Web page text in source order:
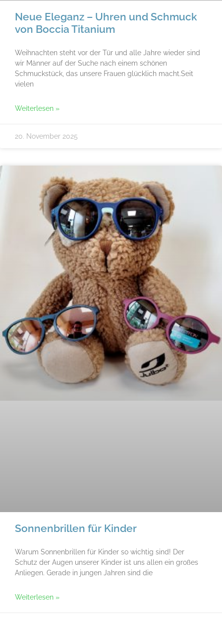
Neue Eleganz – Uhren und Schmuck
von Boccia Titanium
Weihnachten steht vor der Tür und alle Jahre wieder sind
wir Männer auf der Suche nach einem schönen
Schmuckstück, das unsere Frauen glücklich macht.Seit
vielen
Weiterlesen »
20. November 2025
Sonnenbrillen für Kinder
Warum Sonnenbrillen für Kinder so wichtig sind! Der
Schutz der Augen unserer Kinder ist uns allen ein großes
Anliegen. Gerade in jungen Jahren sind die
Weiterlesen »